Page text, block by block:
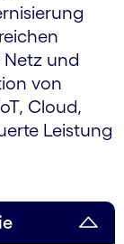
Netz und
von
Cloud,
Leistung